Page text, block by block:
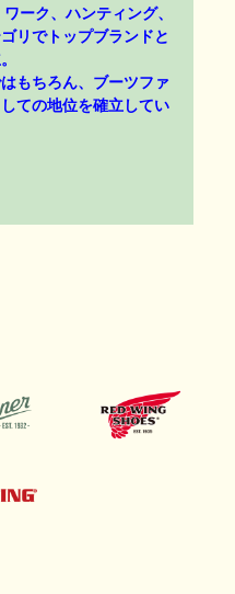
ーク、ハンティング、
リでトップブランドと
もちろん、ブーツファ
ての地位を確立してい